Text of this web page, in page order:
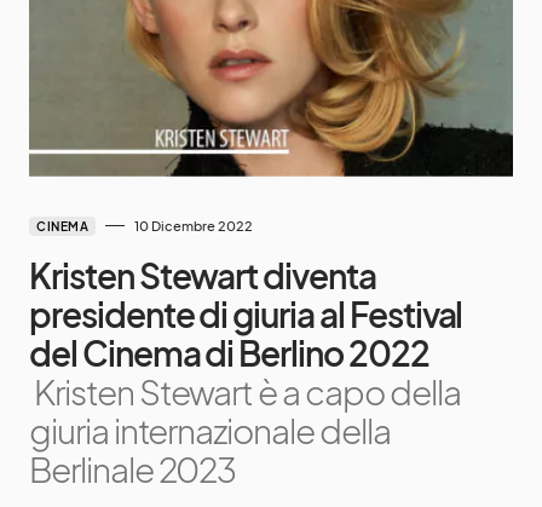
CINEMA 10 Dicembre 2022
Kristen Stewart diventa
presidente di giuria al Festival
del Cinema di Berlino 2022
Kristen Stewart è a capo della
giuria internazionale della
Berlinale 2023